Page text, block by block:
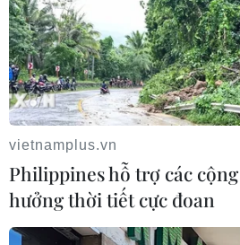
08/08/2026 02:33
vietnamplus.vn
Philippines hỗ trợ các
hưởng thời tiết cực đoan